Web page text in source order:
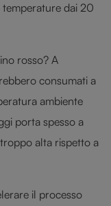
dai 20
rosso? A
consumati a
ambiente
porta spesso a
alta rispetto a
il processo